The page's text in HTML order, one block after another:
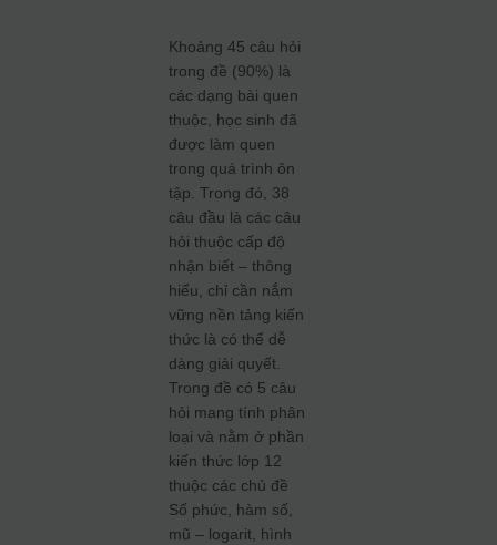
Khoảng 45 câu hỏi
trong đề (90%) là
các dạng bài quen
thuộc, học sinh đã
được làm quen
trong quá trình ôn
tập. Trong đó, 38
câu đầu là các câu
hỏi thuộc cấp độ
nhận biết – thông
hiểu, chỉ cần nắm
vững nền tảng kiến
thức là có thể dễ
dàng giải quyết.
Trong đề có 5 câu
hỏi mang tính phân
loại và nằm ở phần
kiến thức lớp 12
thuộc các chủ đề
Số phức, hàm số,
mũ – logarit, hình